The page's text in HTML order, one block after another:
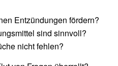
Entzündungen fördern?
sind sinnvoll?
nicht fehlen?